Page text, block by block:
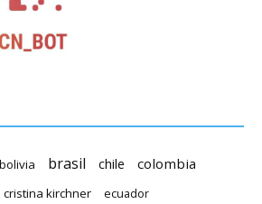
bolivia brasil chile colombia
cristina kirchner ecuador